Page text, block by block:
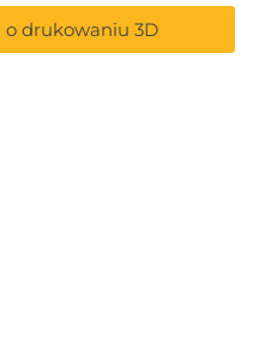
o drukowaniu 3D